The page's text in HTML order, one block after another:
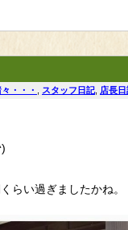
・・・ スタッフ日記, 店長日
らい過ぎましたかね。